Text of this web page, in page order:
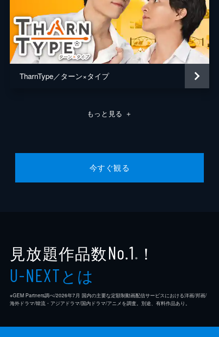
TharnType／ターン×タイプ
もっと見る ＋
今すぐ観る
見放題作品数No.1 ※ ！
U-NEXTとは
※GEM Partners調べ/2026年7⽉ 国内の主要な定額制動画配信サービスにおける洋画/邦画/
海外ドラマ/韓流・アジアドラマ/国内ドラマ/アニメを調査。別途、有料作品あり。